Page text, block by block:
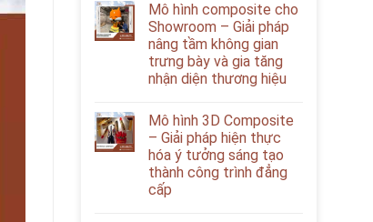
Mô hình composite cho
Showroom – Giải pháp
nâng tầm không gian
trưng bày và gia tăng
nhận diện thương hiệu
Mô hình 3D Composite
– Giải pháp hiện thực
hóa ý tưởng sáng tạo
thành công trình đẳng
cấp